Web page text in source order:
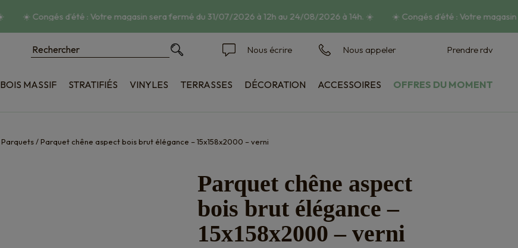
Congés d’été : Votre magasin sera fermé du 31/07/2026 à 12h au 24/08/2026 à 14h.☀️ Congés d’été : Votre magasin
Nous écrire Nous appeler Prendre rdv
BOIS MASSIF STRATIFIÉS VINYLES
TERRASSES
Accessoires
DÉCORATION
ACCESSOIRES OFFRES DU MOMENT
Parquets/Parquet chêne aspect bois brut élégance – 15x158x2000 – verni
Parquet chêne aspect
bois brut élégance –
15x158x2000 – verni